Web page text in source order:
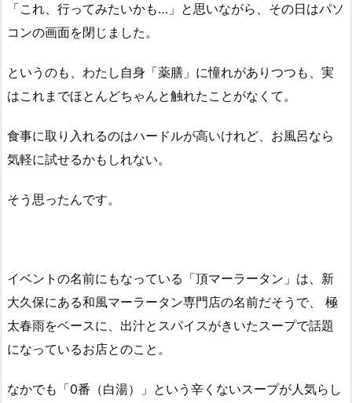
「これ、行ってみたいかも…」と思いながら、その日はパソ
コンの画面を閉じました。
というのも、わたし自身「薬膳」に憧れがありつつも、実
はこれまでほとんどちゃんと触れたことがなくて。
食事に取り入れるのはハードルが高いけれど、お風呂なら
気軽に試せるかもしれない。
そう思ったんです。
イベントの名前にもなっている「頂マーラータン」は、新
大久保にある和風マーラータン専門店の名前だそうで、 極
太春雨をベースに、出汁とスパイスがきいたスープで話題
になっているお店とのこと。
なかでも「0番（白湯）」という辛くないスープが人気らし